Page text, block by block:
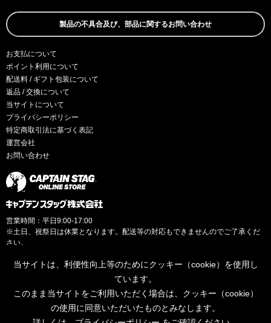
製品の不具合及び、部品に関するお問い合わせ
お支払について
ポイント利用について
配送料 / ギフト包装について
返品 / 交換について
当サイトについて
プライバシーポリシー
特定商取引法に基づく表記
運営会社
お問い合わせ
営業時間：平日9:00-17:00
※土日、祝祭日は休業となります。配送等の対応もできませんのでご了承くだ
さい。
当サイトは、利便性向上等のためにクッキー（cookie）を使用し
ています。
このまま当サイトをご利用いただく場合は、クッキー（cookie）
の使用に同意いただいたものとみなします。